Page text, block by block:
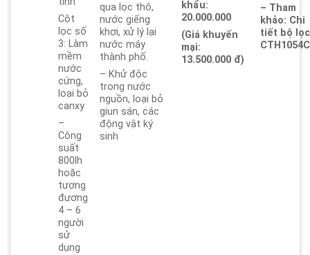
Cột
lọc số
3: Làm
mềm
nước
cứng,
loại bỏ
canxy
–
Công
suất
800lh
hoặc
tương
đương
4 – 6
người
sử
dụng
qua lọc thô,
nước giếng
khơi, xử lý lại
nước máy
thành phố.
– Khử độc
trong nước
nguồn, loại bỏ
giun sán, các
động vật ký
sinh
khẩu:
20.000.000
(Giá khuyến
mại:
13.500.000 đ)
– Tham
khảo: Chi
tiết bộ lọc
CTH1054C